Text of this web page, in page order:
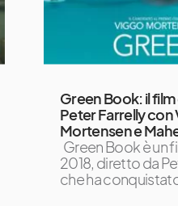
Green Book: il
Peter Farrelly con
Mortensen e
Green Book è un
2018, diretto da
che ha